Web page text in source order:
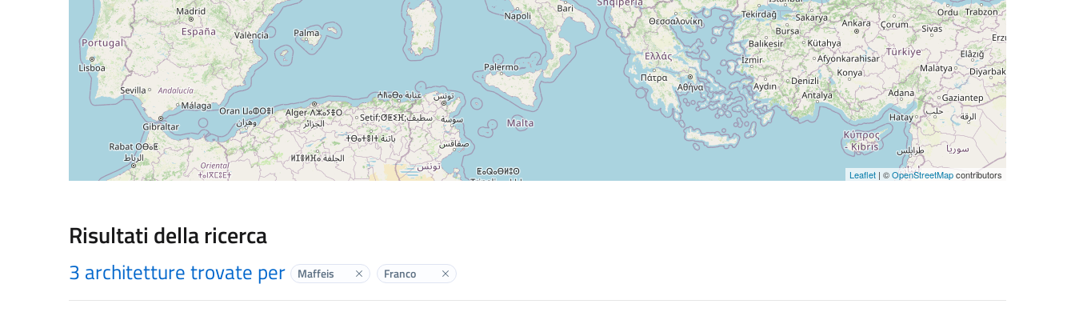
Leaflet | ©OpenStreetMapcontributors
Risultati della ricerca
3 architetture trovate per Maffeis Elimina label
Franco Elimina label